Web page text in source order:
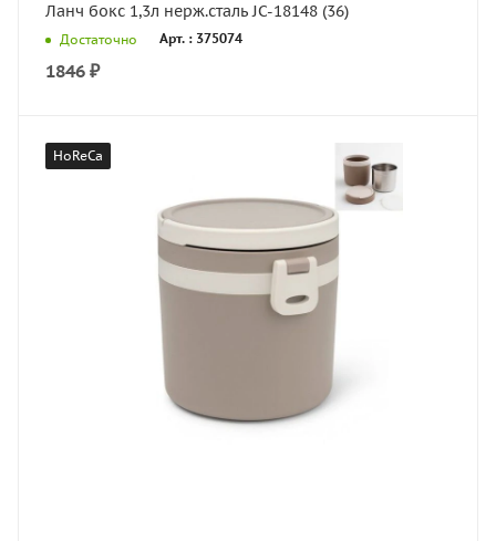
Ланч бокс 1,3л нерж.сталь JC-18148 (36)
Достаточно Арт. : 375074
1846 ₽
HoReCa